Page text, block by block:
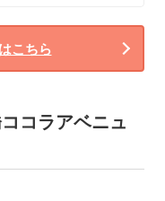
こちら
コラアベニュ